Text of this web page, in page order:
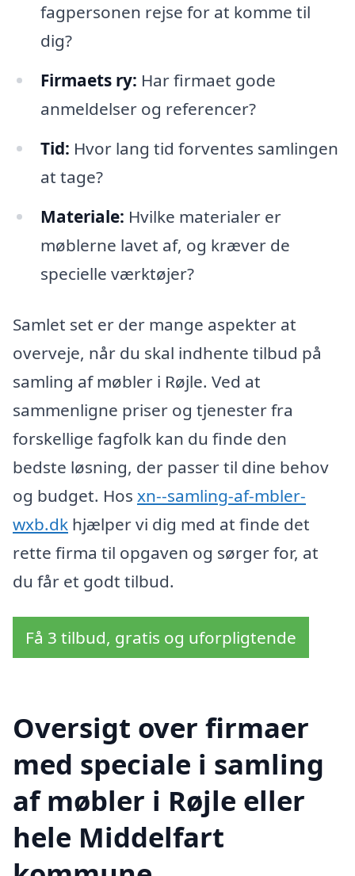
fagpersonen rejse for at komme til
dig?
Firmaets ry: Har firmaet gode
anmeldelser og referencer?
Tid: Hvor lang tid forventes samlingen
at tage?
Materiale: Hvilke materialer er
møblerne lavet af, og kræver de
specielle værktøjer?
Samlet set er der mange aspekter at
overveje, når du skal indhente tilbud på
samling af møbler i Røjle. Ved at
sammenligne priser og tjenester fra
forskellige fagfolk kan du finde den
bedste løsning, der passer til dine behov
og budget. Hos xn--samling-af-mbler-
wxb.dk hjælper vi dig med at finde det
rette firma til opgaven og sørger for, at
du får et godt tilbud.
Få 3 tilbud, gratis og uforpligtende
Oversigt over firmaer
med speciale i samling
af møbler i Røjle eller
hele Middelfart